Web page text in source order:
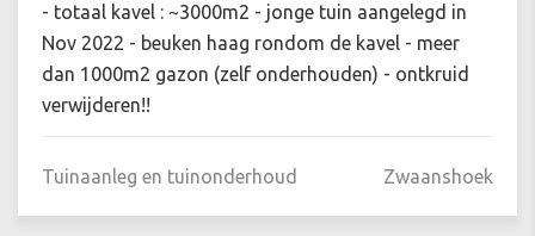
- totaal kavel : ~3000m2 - jonge tuin aangelegd in
Nov 2022 - beuken haag rondom de kavel - meer
dan 1000m2 gazon (zelf onderhouden) - ontkruid
verwijderen!!
Tuinaanleg en tuinonderhoud Zwaanshoek